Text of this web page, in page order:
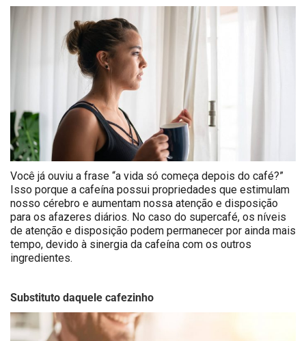
Você já ouviu a frase “a vida só começa depois do café?”
Isso porque a cafeína possui propriedades que estimulam
nosso cérebro e aumentam nossa atenção e disposição
para os afazeres diários. No caso do supercafé, os níveis
de atenção e disposição podem permanecer por ainda mais
tempo, devido à sinergia da cafeína com os outros
ingredientes.
Substituto daquele cafezinho